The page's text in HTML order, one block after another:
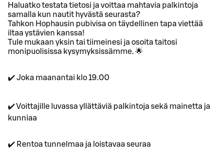
Haluatko testata tietosi ja voittaa mahtavia palkintoja
samalla kun nautit hyvästä seurasta?
Tahkon Hophausin pubivisa on täydellinen tapa viettää
iltaa ystävien kanssa!
Tule mukaan yksin tai tiimeinesi ja osoita taitosi
monipuolisissa kysymyksissämme. 🌟
✔️ Joka maanantai klo 19.00
✔️ Voittajille luvassa yllättäviä palkintoja sekä mainetta ja
kunniaa
✔️ Rentoa tunnelmaa ja loistavaa seuraa